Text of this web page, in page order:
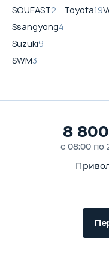
SOUEAST2
Ssangyong4
Suzuki9
SWM3
Toyota19
8
с 08:00 по